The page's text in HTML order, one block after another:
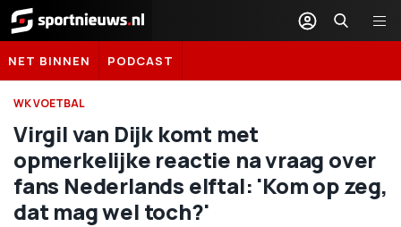
Sportnieuws.nl
NET BINNEN PODCAST
WK VOETBAL
Virgil van Dijk komt met
opmerkelijke reactie na vraag over
fans Nederlands elftal: 'Kom op zeg,
dat mag wel toch?'